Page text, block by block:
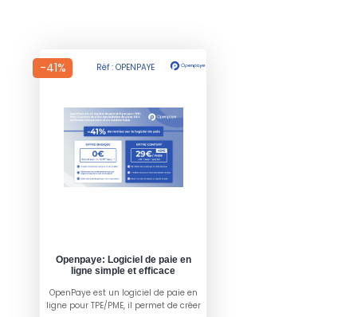
-41% Réf : OPENPAYE
Openpaye: Logiciel de paie en
ligne simple et efficace
OpenPaye est un logiciel de paie en
ligne pour TPE/PME, il permet de créer